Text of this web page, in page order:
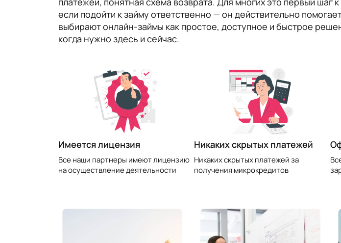
если подойти к займу ответственно — он действительно
выбирают онлайн-займы как простое, доступное и быстрое
когда нужно здесь и сейчас.
​Имеется лицензия
Все наши партнеры имеют лицензию
на осуществление деятельности
Никаких скрытых платежей
Никаких скрытых платежей за
получения микрокредитов